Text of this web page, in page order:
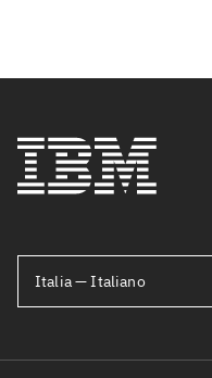
Italia — Italiano